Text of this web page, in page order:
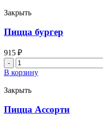
36см
Закрыть
Пицца бургер
915 ₽
Количество
товара
Пицца
бургер
В корзину
Закрыть
Пицца Ассорти